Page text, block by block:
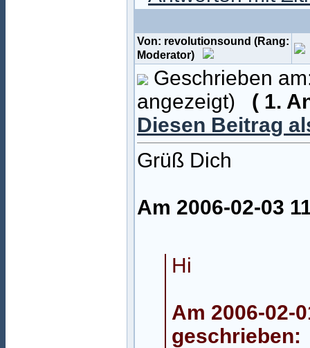
Von: revolutionsound (Rang:
Moderator)
Geschrieben
angezeigt) ( 1.
Diesen Beitrag
Grüß Dich
Am 2006-02-03
Hi
Am 2006-02-
geschrieben: